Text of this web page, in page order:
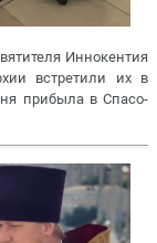
Иннокентия
встретили их в
прибыла в Спасо-